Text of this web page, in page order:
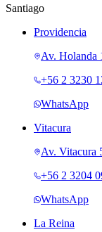
Santiago
Providencia
Av. Holanda
+56 2 3230
WhatsApp
Vitacura
Av. Vitacura
+56 2 3204
WhatsApp
La Reina